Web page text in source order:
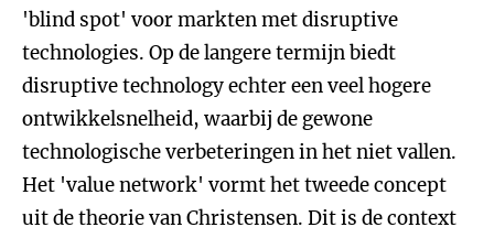
'blind spot' voor markten met disruptive
technologies. Op de langere termijn biedt
disruptive technology echter een veel hogere
ontwikkelsnelheid, waarbij de gewone
technologische verbeteringen in het niet vallen.
Het 'value network' vormt het tweede concept
uit de theorie van Christensen. Dit is de context